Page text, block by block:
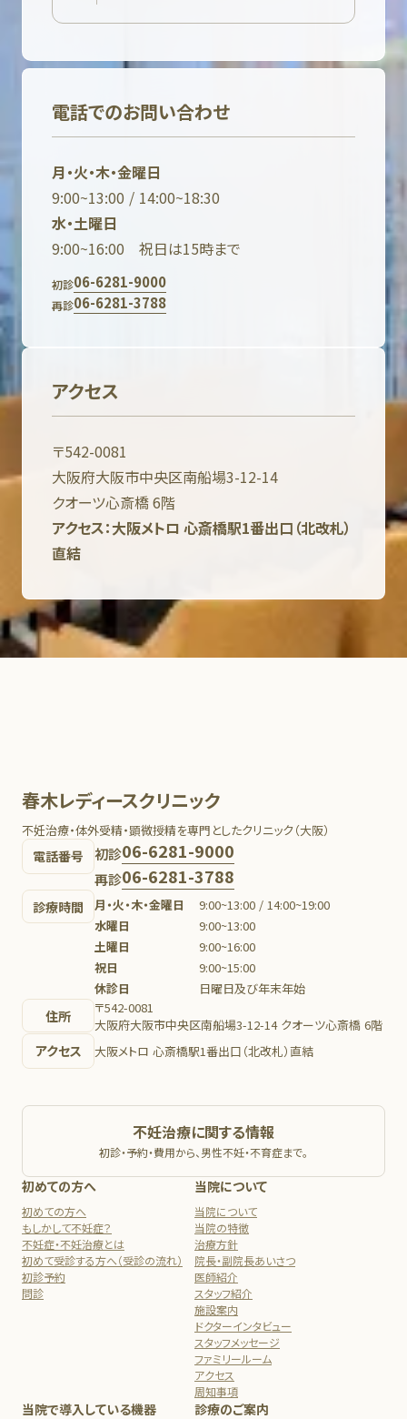
電話でのお問い合わせ
月・火・木・金曜日
9:00~13:00 / 14:00~18:30
水・土曜日
9:00~16:00 祝日は15時まで
初診06-6281-9000
再診06-6281-3788
アクセス
〒542-0081
大阪府大阪市中央区南船場3-12-14
クオーツ心斎橋 6階
アクセス：大阪メトロ 心斎橋駅1番出口（北改札）
直結
春木レディースクリニック
不妊治療・体外受精・顕微授精を専門としたクリニック（大阪）
電話番号 初診06-6281-9000
再診06-6281-3788
診療時間 月・火・木・金曜日
9:00~13:00 / 14:00~19:00
水曜日
9:00~13:00
土曜日
9:00~16:00
祝日
9:00~15:00
休診日
日曜日及び年末年始
住所
〒542-0081
大阪府大阪市中央区南船場3-12-14 クオーツ心斎橋 6階
アクセス 大阪メトロ 心斎橋駅1番出口（北改札）直結
不妊治療に関する情報
初診・予約・費用から、男性不妊・不育症まで。
初めての方へ
初めての方へ
もしかして不妊症？
不妊症・不妊治療とは
初めて受診する方へ（受診の流れ）
初診予約
問診
当院について
当院について
当院の特徴
治療方針
院長・副院長あいさつ
医師紹介
スタッフ紹介
施設案内
ドクターインタビュー
スタッフメッセージ
ファミリールーム
アクセス
周知事項
当院で導入している機器 診療のご案内